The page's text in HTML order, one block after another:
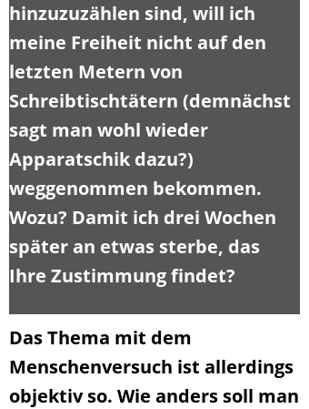
hinzuzuzählen sind, will ich
meine Freiheit nicht auf den
letzten Metern von
Schreibtischtätern (demnächst
sagt man wohl wieder
Apparatschik dazu?)
weggenommen bekommen.
Wozu? Damit ich drei Wochen
später an etwas sterbe, das
Ihre Zustimmung findet?
Das Thema mit dem
Menschenversuch ist allerdings
objektiv so. Wie anders soll man